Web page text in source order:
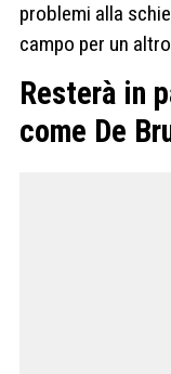
problemi alla
campo per un altro
Resterà in
come De